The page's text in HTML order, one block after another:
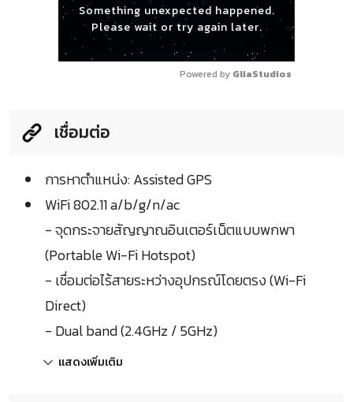
Something unexpected happened.
Please wait or try again later.
Powered by GliaStudios
เชื่อมต่อ
การหาตำแหน่ง: Assisted GPS
WiFi 802.11 a/b/g/n/ac
- จุดกระจายสัญญาณอินเตอร์เน็ตแบบพกพา
(Portable Wi-Fi Hotspot)
- เชื่อมต่อไร้สายระหว่างอุปกรณ์โดยตรง (Wi-Fi
Direct)
- Dual band (2.4GHz / 5GHz)
แสดงเพิ่มเติม